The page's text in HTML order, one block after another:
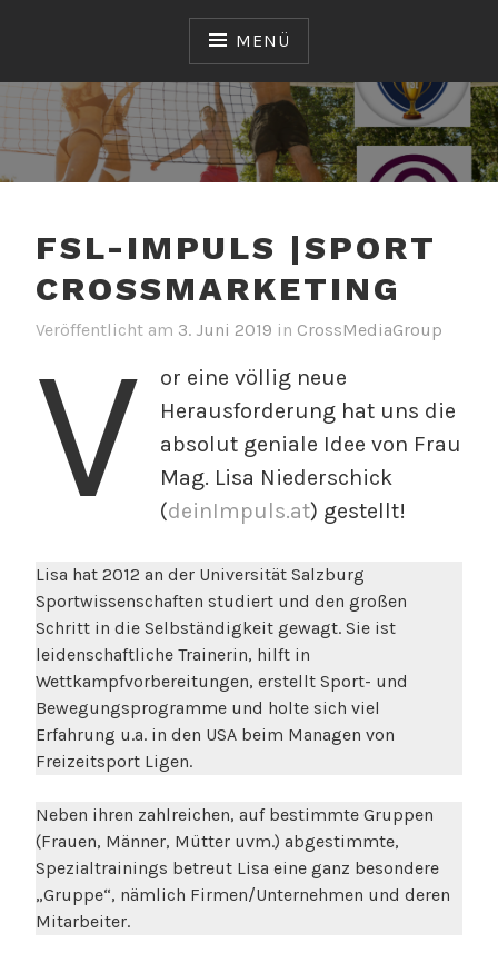
MENÜ
CROSSMEDIAGROUP
FSL-IMPULS |SPORT
CROSSMARKETING
Veröffentlicht am 3. Juni 2019 v
n
S
a
d
r
F
r
e
i
t
a
g
in CrossMediaGroup
V
or eine völlig neue
Herausforderung hat uns die
absolut geniale Idee von Frau
Mag. Lisa Niederschick
(deinImpuls.at) gestellt!
Lisa hat 2012 an der Universität Salzburg
Sportwissenschaften studiert und den großen
Schritt in die Selbständigkeit gewagt. Sie ist
leidenschaftliche Trainerin, hilft in
Wettkampfvorbereitungen, erstellt Sport- und
Bewegungsprogramme und holte sich viel
Erfahrung u.a. in den USA beim Managen von
Freizeitsport Ligen.
Neben ihren zahlreichen, auf bestimmte Gruppen
(Frauen, Männer, Mütter uvm.) abgestimmte,
Spezialtrainings betreut Lisa eine ganz besondere
„Gruppe“, nämlich Firmen/Unternehmen und deren
Mitarbeiter.